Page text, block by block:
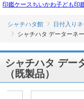
印鑑ケースちいかわ子ども印
シャチハタ館
日付入り
シャチハタ データーネ
シャチハタ デー
（既製品）